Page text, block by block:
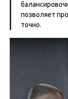
позволяет
точно.